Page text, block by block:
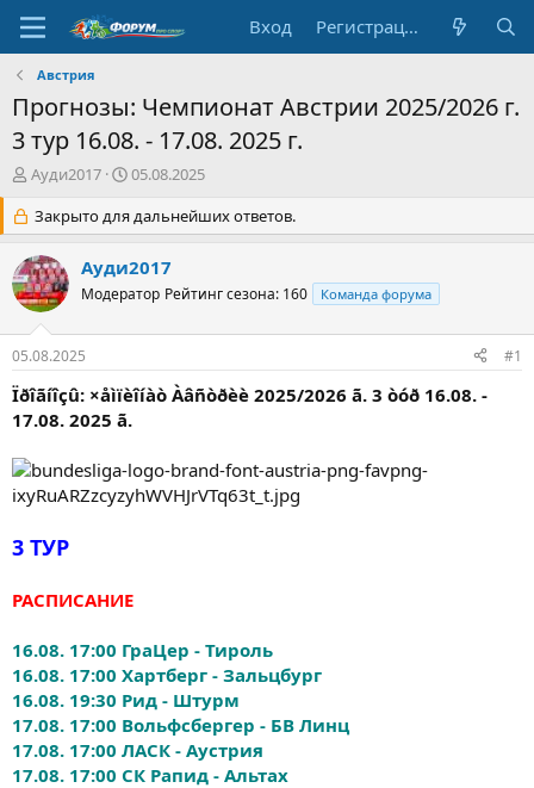
Вход Регистрация
Австрия
Прогнозы: Чемпионат Австрии 2025/2026 г.
3 тур 16.08. - 17.08. 2025 г.
А
т
о
р
т
е
м
Ауди2017
Д
т
а
н
а
ч
а
05.08.2025
Закрыто для дальнейших ответов.
Ауди2017
Модератор Рейтинг сезона: 160 Команда форума
05.08.2025 #1
Ïðîãíîçû: ×åìïèîíàò Àâñòðèè 2025/2026 ã. 3 òóð 16.08. -
17.08. 2025 ã.
3 ТУР
РАСПИСАНИЕ
16.08. 17:00 ГраЦер - Тироль
16.08. 17:00 Хартберг - Зальцбург
16.08. 19:30 Рид - Штурм
17.08. 17:00 Вольфсбергер - БВ Линц
17.08. 17:00 ЛАСК - Аустрия
17.08. 17:00 СК Рапид - Альтах